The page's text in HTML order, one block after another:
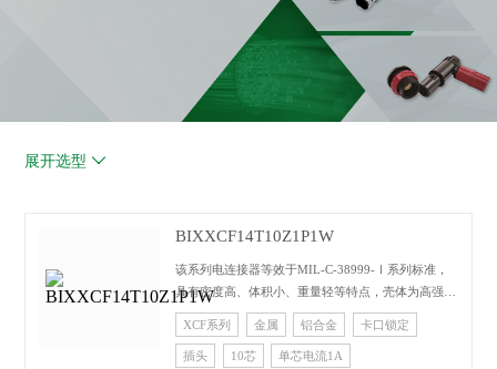
展开选型
BIXXCF14T10Z1P1W
该系列电连接器等效于MIL-C-38999-Ⅰ系列标准，
具有密度高、体积小、重量轻等特点，壳体为高强度
铝合金，插 头、插座既可装针、也可装孔，其连接
方式为卡口式快速连接和分离，操作方便，连接牢
靠，抗振耐冲，接触件有焊接 式，其中插孔为线簧
XCF系列 金属 铝合金 卡口锁定
插头 10芯 单芯电流1A